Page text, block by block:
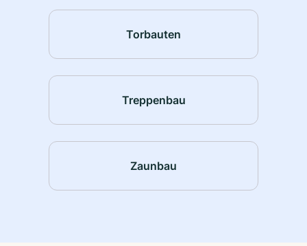
Torbauten
Treppenbau
Zaunbau